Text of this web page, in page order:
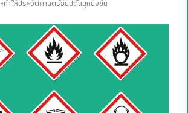
ทำให้ประวัติศาสตร์อียิปต์สนุกยิ่งขึ้น